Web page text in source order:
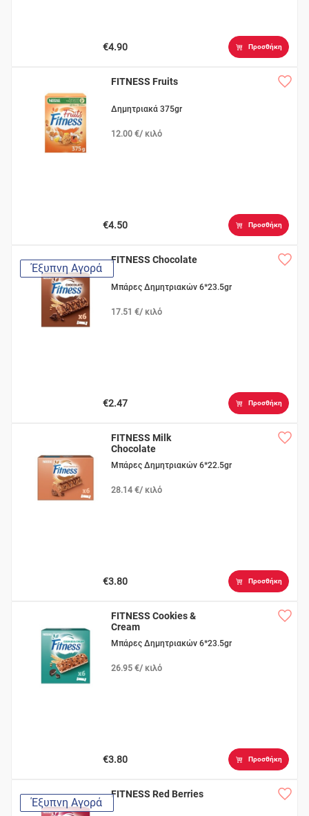
€4.90 Προσθήκη
FITNESS Fruits
Δημητριακά 375gr
12.00 €/ κιλό
€4.50 Προσθήκη
Έξυπνη Αγορά
FITNESS Chocolate
Μπάρες Δημητριακών 6*23.5gr
17.51 €/ κιλό
€2.47 Προσθήκη
FITNESS Milk
Chocolate
Μπάρες Δημητριακών 6*22.5gr
28.14 €/ κιλό
€3.80 Προσθήκη
FITNESS Cookies &
Cream
Μπάρες Δημητριακών 6*23.5gr
26.95 €/ κιλό
€3.80 Προσθήκη
Έξυπνη Αγορά
FITNESS Red Berries